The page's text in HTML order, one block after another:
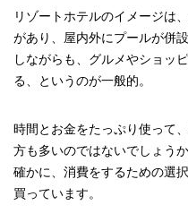
リゾートホテルのイメージは
があり、屋内外にプールが併
しながらも、グルメやショッ
る、というのが一般的。
時間とお金をたっぷり使って
方も多いのではないでしょうか
確かに、消費をするための選
買っています。